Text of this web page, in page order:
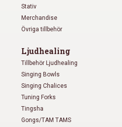
Stativ
Merchandise
Övriga tillbehör
Ljudhealing
Tillbehör Ljudhealing
Singing Bowls
Singing Chalices
Tuning Forks
Tingsha
Gongs/TAM TAMS